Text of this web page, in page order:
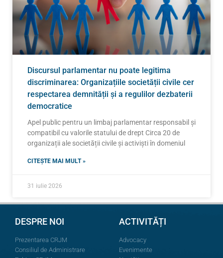
Discursul parlamentar nu poate legitima
discriminarea: Organizațiile societății civile cer
respectarea demnității și a regulilor dezbaterii
democratice
Apel public pentru un limbaj parlamentar responsabil și
compatibil cu valorile statului de drept Circa 20 de
organizații ale societății civile și activiști în domeniul
CITEȘTE MAI MULT »
31 iulie 2026
DESPRE NOI
Prezentarea CRJM
Consiliul de Administrare
ACTIVITĂȚI
Advocacy
Evenimente